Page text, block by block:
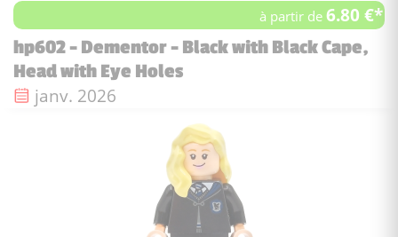
à partir de6.80 €*
hp602 - Dementor - Black with Black Cape,
Head with Eye Holes
Date de sortie :
janv. 2026